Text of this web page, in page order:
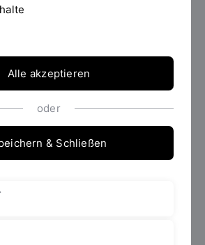
gebündelt, um
und einheitliche
externe Kommunikation.
Alle akzeptieren
oder
& Schließen